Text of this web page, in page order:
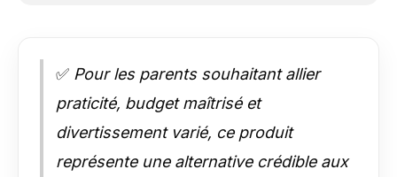
✅ Pour les parents souhaitant allier
praticité, budget maîtrisé et
divertissement varié, ce produit
représente une alternative crédible aux